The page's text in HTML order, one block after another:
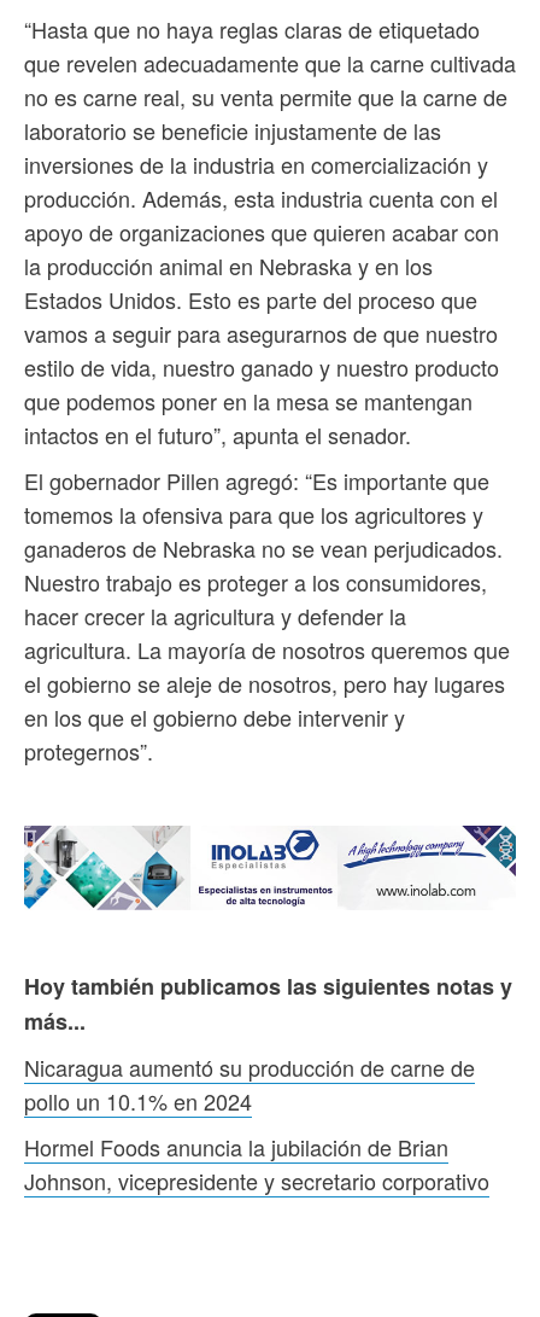
“Hasta que no haya reglas claras de etiquetado
que revelen adecuadamente que la carne cultivada
no es carne real, su venta permite que la carne de
laboratorio se beneficie injustamente de las
inversiones de la industria en comercialización y
producción. Además, esta industria cuenta con el
apoyo de organizaciones que quieren acabar con
la producción animal en Nebraska y en los
Estados Unidos. Esto es parte del proceso que
vamos a seguir para asegurarnos de que nuestro
estilo de vida, nuestro ganado y nuestro producto
que podemos poner en la mesa se mantengan
intactos en el futuro”, apunta el senador.
El gobernador Pillen agregó: “Es importante que
tomemos la ofensiva para que los agricultores y
ganaderos de Nebraska no se vean perjudicados.
Nuestro trabajo es proteger a los consumidores,
hacer crecer la agricultura y defender la
agricultura. La mayoría de nosotros queremos que
el gobierno se aleje de nosotros, pero hay lugares
en los que el gobierno debe intervenir y
protegernos”.
Hoy también publicamos las siguientes notas y
más...
Nicaragua aumentó su producción de carne de
pollo un 10.1% en 2024
Hormel Foods anuncia la jubilación de Brian
Johnson, vicepresidente y secretario corporativo